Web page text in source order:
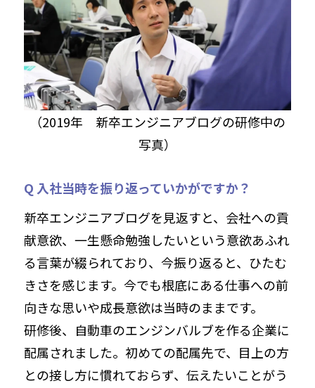
（2019年 新卒エンジニアブログの研修中の
写真）
Q 入社当時を振り返っていかがですか？
新卒エンジニアブログを見返すと、会社への貢
献意欲、一生懸命勉強したいという意欲あふれ
る言葉が綴られており、今振り返ると、ひたむ
きさを感じます。今でも根底にある仕事への前
向きな思いや成長意欲は当時のままです。
研修後、自動車のエンジンバルブを作る企業に
配属されました。初めての配属先で、目上の方
との接し方に慣れておらず、伝えたいことがう